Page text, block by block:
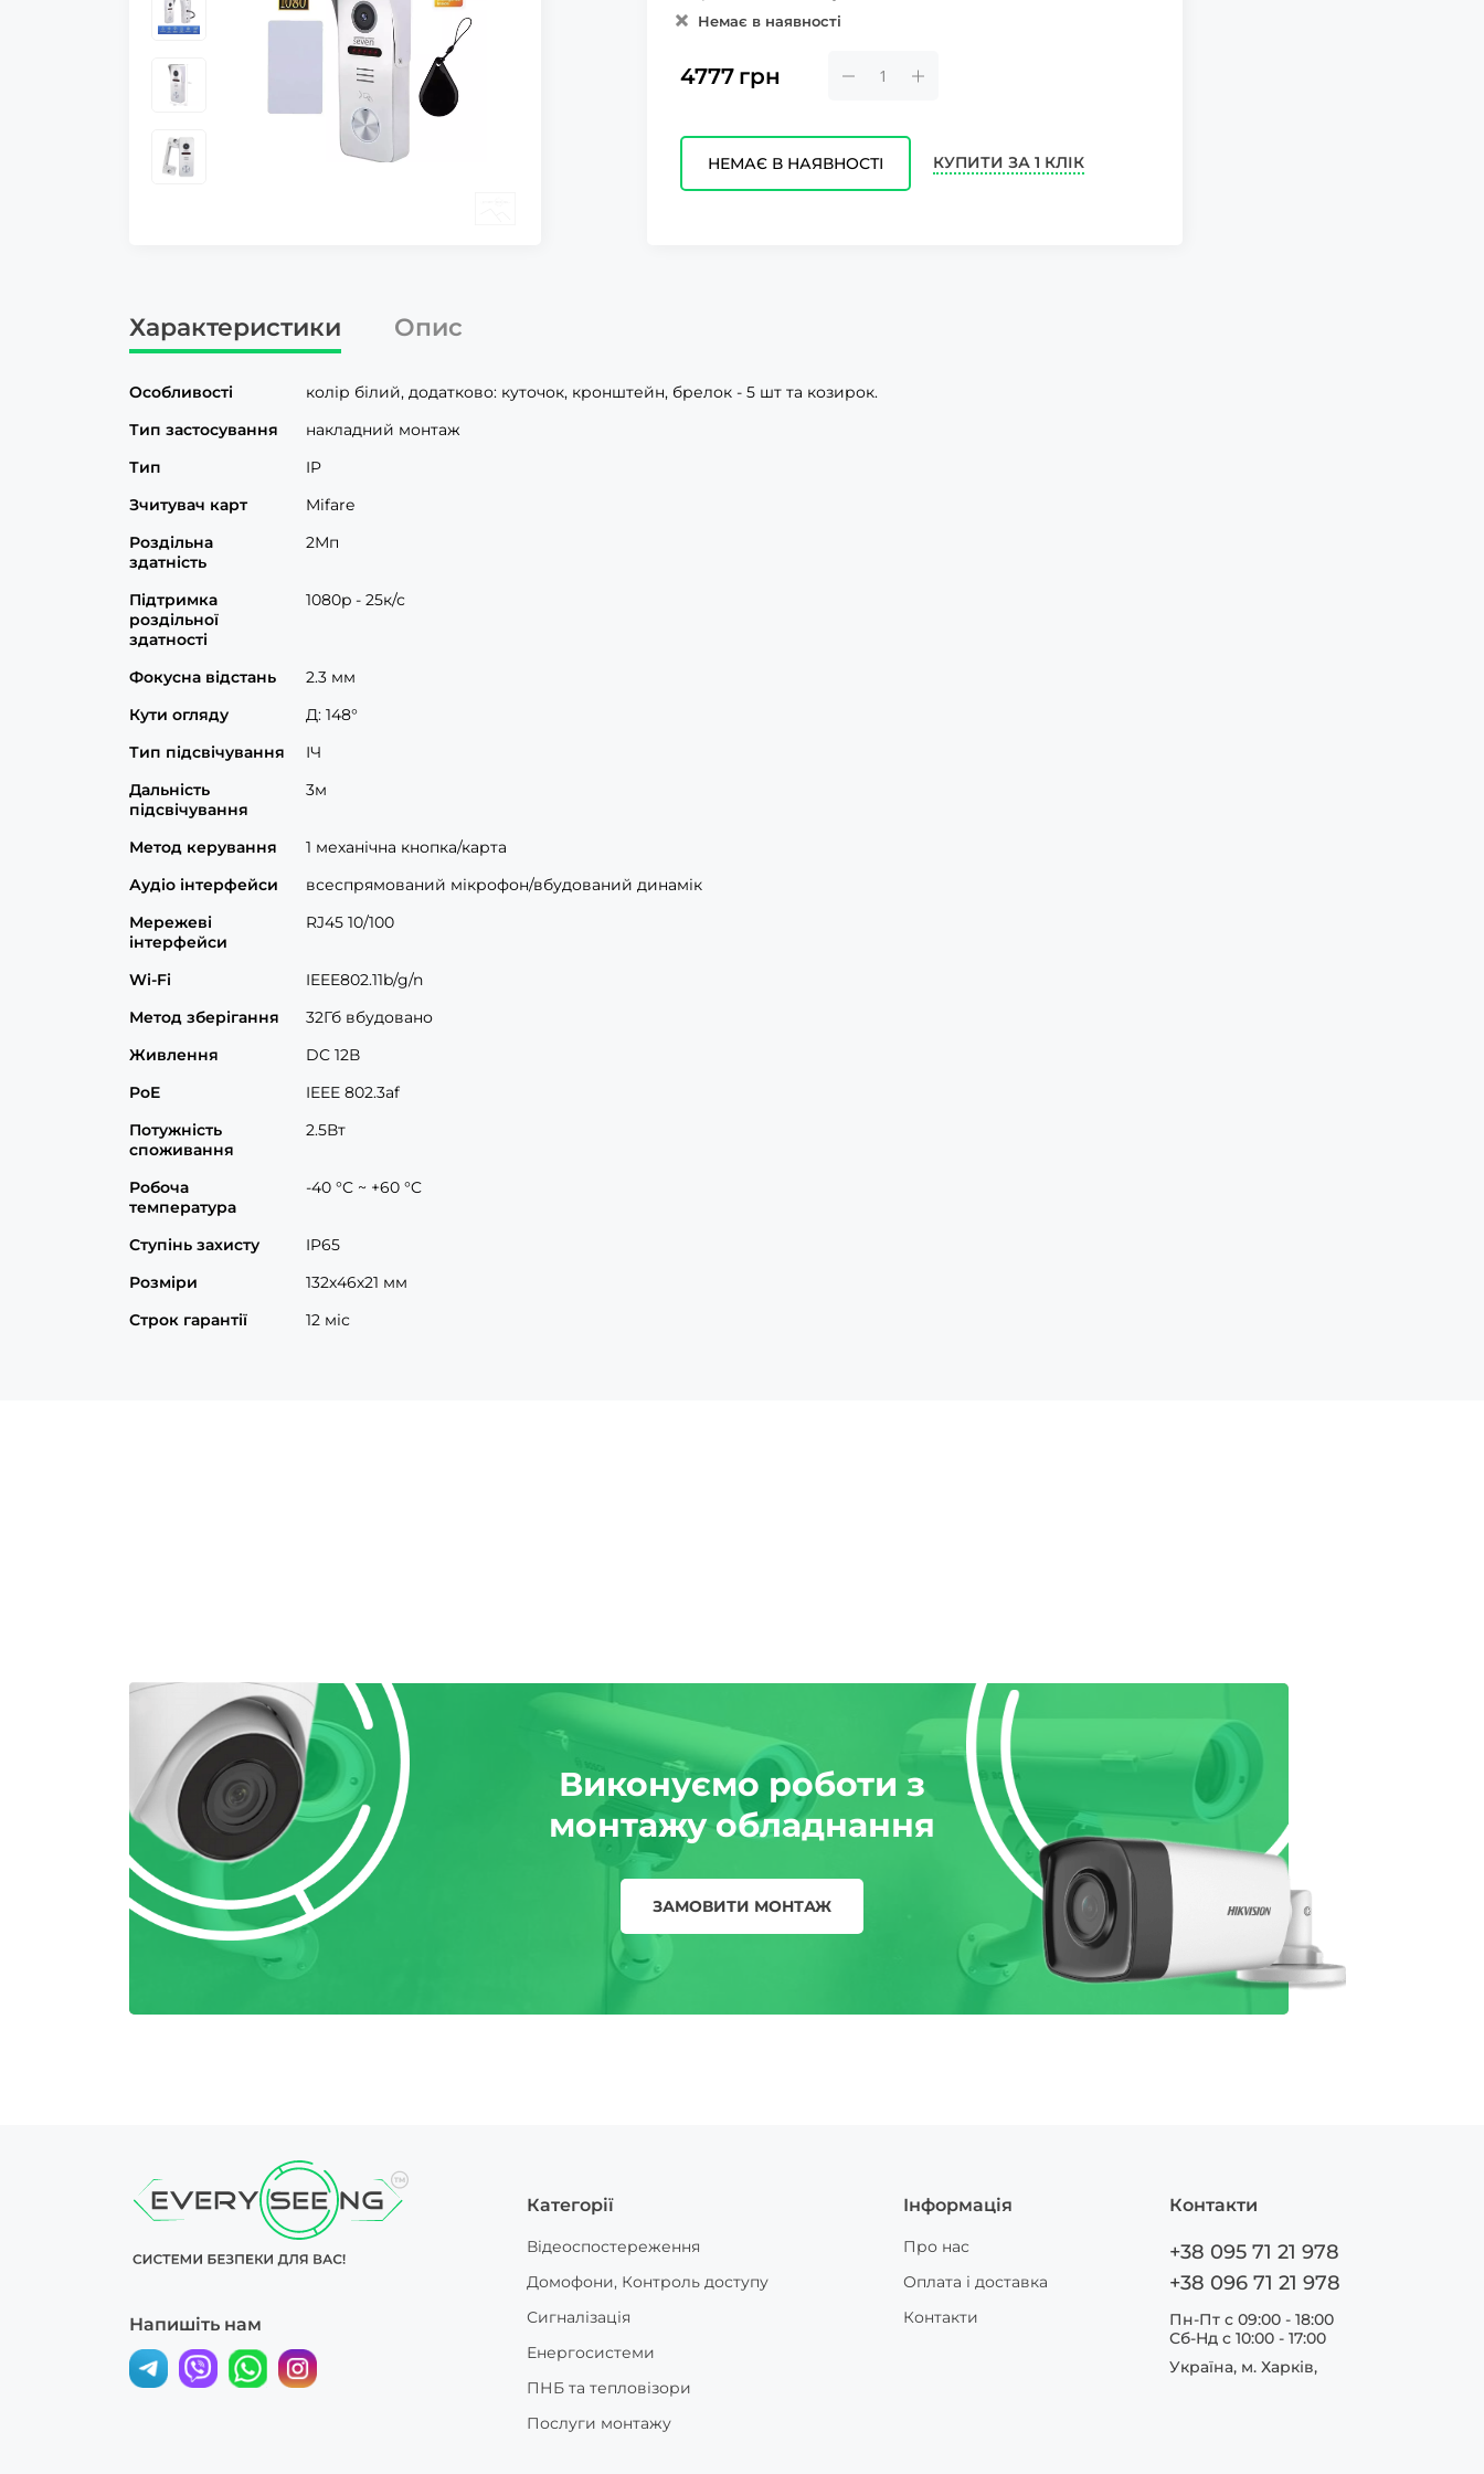
Немає в наявності
4777 грн
НЕМАЄ В НАЯВНОСТІ КУПИТИ ЗА 1 КЛІК
Характеристики Опис
Особливості
колір білий, додатково: куточок, кронштейн, брелок - 5 шт та козирок.
Тип застосування
накладний монтаж
Тип
IP
Зчитувач карт
Mifare
Роздільна
здатність
2Мп
Підтримка
роздільної
здатності
1080p - 25к/с
Фокусна відстань
2.3 мм
Кути огляду
Д: 148°
Тип підсвічування
ІЧ
Дальність
підсвічування
3м
Метод керування
1 механічна кнопка/карта
Аудіо інтерфейси
всеспрямований мікрофон/вбудований динамік
Мережеві
інтерфейси
RJ45 10/100
Wi-Fi
IEEE802.11b/g/n
Метод зберігання
32Гб вбудовано
Живлення
DC 12В
PoE
IEEE 802.3af
Потужність
споживання
2.5Вт
Робоча
температура
-40 °C ~ +60 °C
Ступінь захисту
IP65
Розміри
132х46х21 мм
Строк гарантії
12 міс
Виконуємо роботи з
монтажу обладнання
ЗАМОВИТИ МОНТАЖ
Напишіть нам
Категорії
Відеоспостереження
Домофони, Контроль доступу
Сигналізація
Енергосистеми
ПНБ та тепловізори
Послуги монтажу
Інформація
Про нас
Оплата і доставка
Контакти
Контакти
+38 095 71 21 978
+38 096 71 21 978
Пн-Пт с 09:00 - 18:00
Сб-Нд c 10:00 - 17:00
Україна, м. Харків,